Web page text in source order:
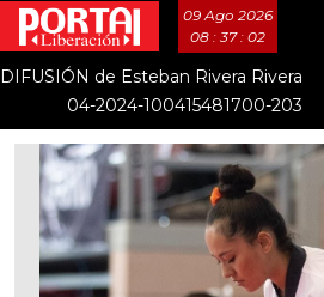
09 Ago 2026
08 : 37 : 03
DIFUSIÓN de Esteban Rivera Rivera
04-2024-100415481700-203